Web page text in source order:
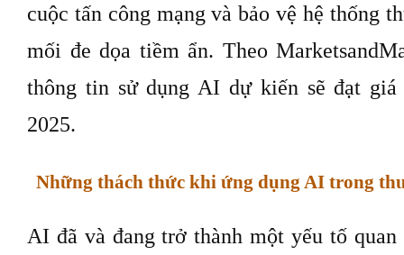
cuộc tấn công mạng và bảo vệ hệ thống
mối đe dọa tiềm ẩn. Theo
thông tin sử dụng AI dự kiến ​​sẽ đạt
2025.
Những thách thức khi ứng dụng AI trong
AI đã và đang trở thành một yếu tố